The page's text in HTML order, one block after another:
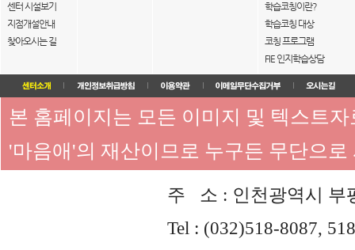
센터 시설보기
지점개설안내
찾아오시는 길
학습코칭이란?
학습코칭 대상
코칭 프로그램
FIE 인지학습상담
본 홈페이지는 모든 이미지 및 텍스트
'마음애'의 재산이므로 누구든 무단으
주 소 : 인천광역시 부
Tel : (032)518-8087,